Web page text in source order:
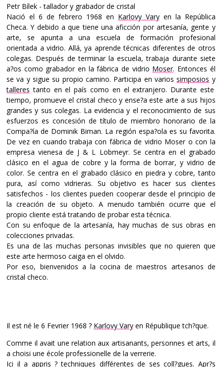
Petr Bílek - tallador y grabador de cristal
Nació el 6 de febrero 1968 en Karlovy Varyen la República
Checa. Y debido a que tiene una aficción por artesanía, gente y
arte, se apunta a una escuela de formación profesional
orientada a vidrio. Allá, ya aprende técnicas diferentes de otros
colegas. Después de terminar la escuela, trabaja durante siete
a?os como grabador en la fábrica de vidrio Moser. Entonces él
se va y sigue su propio camino. Participa en variossimposios y
talleres tanto en el país como en el extranjero. Durante este
tiempo, promueve el cristal checo y ense?a este arte a sus hijos
grandes y sus colegas. La evidencia y el reconocimiento de sus
esfuerzos es concesión de título de miembro honorario de la
Compa?ía de Dominik Biman. La región espa?ola es su favorita.
De vez en cuando trabaja con fábrica de vidrio Moser o con la
empresa vienesa de J & L Lobmeyr. Se centra en el grabado
clásico en el agua de cobre y la forma de borrar, y vidrio de
color. Se centra en el grabado clásico en piedra y cobre, tanto
pura, así como vidrieras. Su objetivo es hacer sus clientes
satisfechos - los clientes pueden cooperar desde el principio de
la creación de su objeto. A menudo también ocurre que el
propio cliente está tratando de probar esta técnica.
Con su enfoque de la artesanía, hay muchas de sus obras en
colecciones privadas.
Es una de las muchas personas invisibles que no quieren que
este arte hermoso caiga en el olvido.
Por eso, bienvenidos a la cocina de maestros artesanos de
cristal checo.
Il est né le 6 Fevrier 1968 ? Karlovy Vary en République tch?que.
Comme il avait une relation aux artisanants, personnes et arts, il
a choisi une école professionelle de la verrerie.
Ici il a appris ? techniques différentes de ses coll?gues. Apr?s